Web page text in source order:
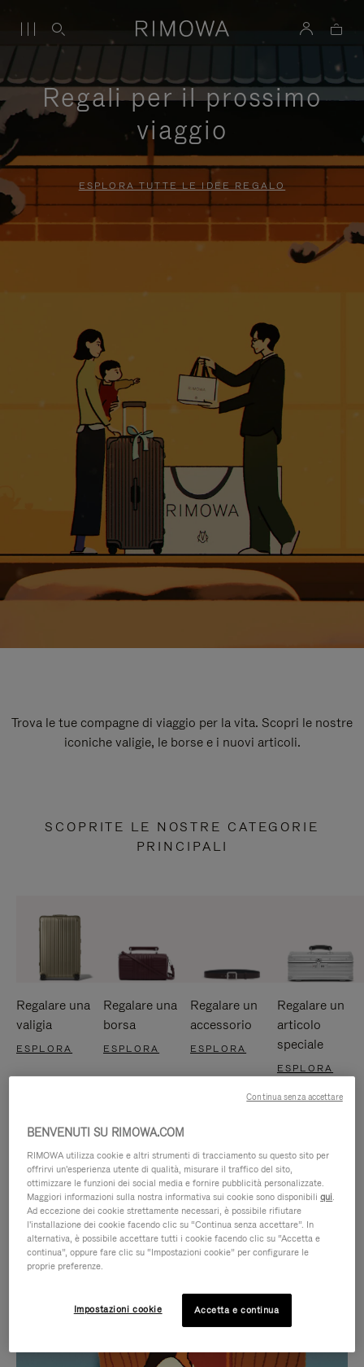
Regali per il prossimo
viaggio
ESPLORA TUTTE LE IDEE REGALO
Trova le tue compagne di viaggio per la vita. Scopri le nostre
iconiche valigie, le borse e i nuovi articoli.
SCOPRITE LE NOSTRE CATEGORIE
PRINCIPALI
Regalare una
valigia
ESPLORA
Regalare una
borsa
ESPLORA
Regalare un
accessorio
ESPLORA
Regalare un
articolo
speciale
ESPLORA
NON
È
BENVENUTI SU RIMOWA.COM
RIMOWA utilizza cookie e altri strumenti di tracciamento su questo sito per
offrirvi un'esperienza utente di qualità, misurare il traffico del sito,
ottimizzare le funzioni dei social media e fornire pubblicità personalizzate.
Maggiori informazioni sulla nostra informativa sui cookie sono disponibiliqui.
Ad eccezione dei cookie strettamente necessari, è possibile rifiutare
l'installazione dei cookie facendo clic su “Continua senza accettare”. In
alternativa, è possibile accettare tutti i cookie facendo clic su “Accetta e
continua”, oppure fare clic su “Impostazioni cookie” per configurare le
proprie preferenze.
Impostazioni cookie Accetta e continua
Continua senza accettare